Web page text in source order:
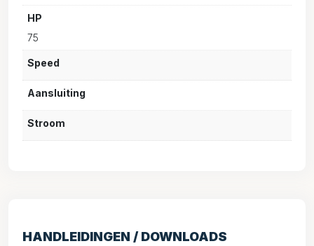
HP
75
Speed
Aansluiting
Stroom
HANDLEIDINGEN / DOWNLOADS